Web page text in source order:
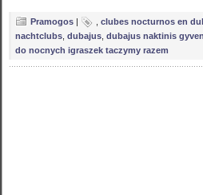
Pramogos | clubes nocturnos en
nachtclubs dubajus dubajus naktinis
do nocnych igraszek taczymy razem